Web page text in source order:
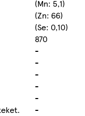
(Mn: 5,1)
(Zn: 66)
(Se: 0,10)
870
-
-
-
-
-
-